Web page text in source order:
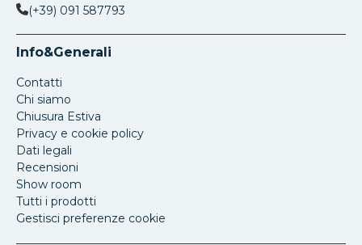
(+39) 091 587793
Info&Generali
Contatti
Chi siamo
Chiusura Estiva
Privacy e cookie policy
Dati legali
Recensioni
Show room
Tutti i prodotti
Gestisci preferenze cookie